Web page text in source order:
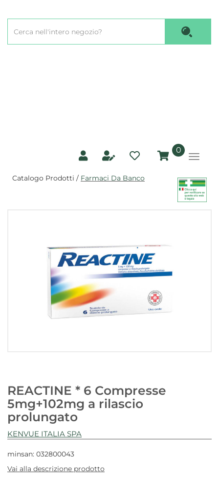
principale
Prodotto
0prodotti
inseriti
Catalogo Prodotti / Farmaci Da Banco
REACTINE * 6 Compresse
5mg+102mg a rilascio
prolungato
KENVUE ITALIA SPA
minsan: 032800043
Vai alla descrizione prodotto